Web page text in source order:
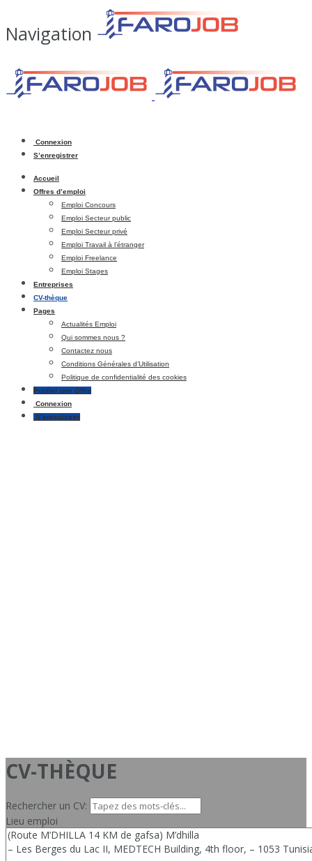
Navigation
Connexion
S’enregistrer
Accueil
Offres d’emploi
Emploi Concours
Emploi Secteur public
Emploi Secteur privé
Emploi Travail à l’étranger
Emploi Freelance
Emploi Stages
Entreprises
CV-thèque
Pages
Actualités Emploi
Qui sommes nous ?
Contactez nous
Conditions Générales d’Utilisation
Politique de confidentialité des cookies
Publier une Offre
Connexion
S’enregistrer
CV-THÈQUE
Rechercher un CV:
Lieu emploi